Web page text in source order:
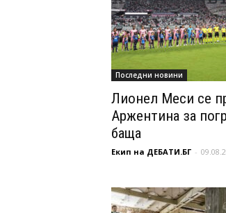
Последни новини
Лионел Меси се
Аржентина за
баща
Екип на ДЕБАТИ.БГ -